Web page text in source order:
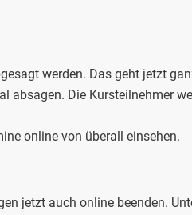
werden. Das geht jetzt
Die Kursteilnehmer
online von überall einsehen.
jetzt auch online beenden.